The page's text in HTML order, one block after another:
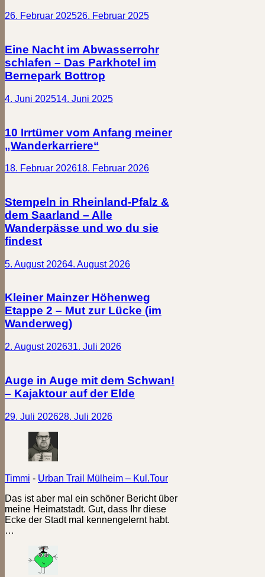
26. Februar 202526. Februar 2025
Eine Nacht im Abwasserrohr
schlafen – Das Parkhotel im
Bernepark Bottrop
4. Juni 202514. Juni 2025
10 Irrtümer vom Anfang meiner
„Wanderkarriere“
18. Februar 202618. Februar 2026
Stempeln in Rheinland-Pfalz &
dem Saarland – Alle
Wanderpässe und wo du sie
findest
5. August 20264. August 2026
Kleiner Mainzer Höhenweg
Etappe 2 – Mut zur Lücke (im
Wanderweg)
2. August 202631. Juli 2026
Auge in Auge mit dem Schwan!
– Kajaktour auf der Elde
29. Juli 202628. Juli 2026
Timmi - Urban Trail Mülheim – Kul.Tour
Das ist aber mal ein schöner Bericht über
meine Heimatstadt. Gut, dass Ihr diese
Ecke der Stadt mal kennengelernt habt.
…